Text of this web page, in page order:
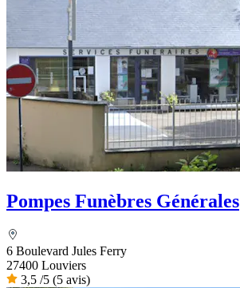
Pompes Funèbres Générales
6 Boulevard Jules Ferry
27400 Louviers
3,5 /5 (5 avis)